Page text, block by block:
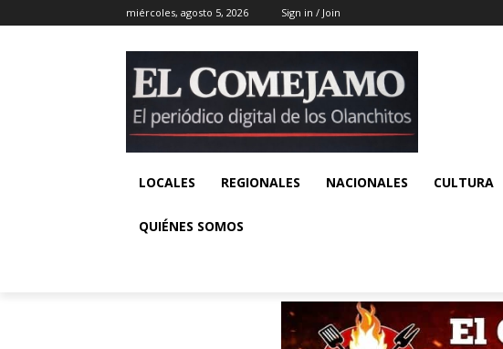
miércoles, agosto 5, 2026 Sign in / Join
LOCALES REGIONALES NACIONALES CULTURA
QUIÉNES SOMOS